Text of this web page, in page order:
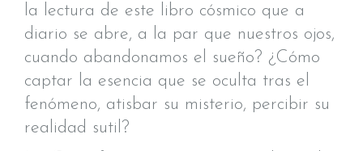
la lectura de este libro cósmico que a
diario se abre, a la par que nuestros ojos,
cuando abandonamos el sueño? ¿Cómo
captar la esencia que se oculta tras el
fenómeno, atisbar su misterio, percibir su
realidad sutil?